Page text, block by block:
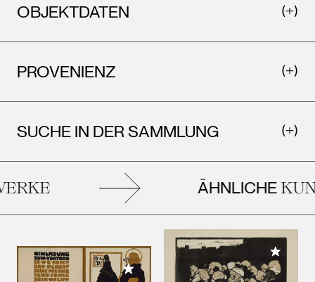
OBJEKTDATEN
PROVENIENZ
SUCHE IN DER SAMMLUNG
ÄHNLICHE
Meiner Sammlung hinzufügen
Meiner